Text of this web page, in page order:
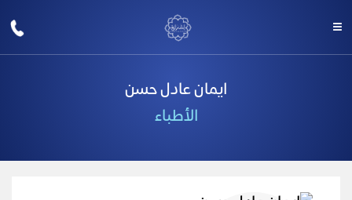
ايمان عادل حسن
الأطباء